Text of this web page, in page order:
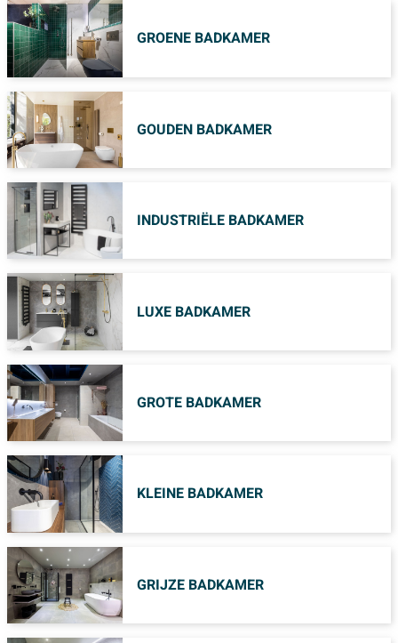
GROENE BADKAMER
GOUDEN BADKAMER
INDUSTRIËLE BADKAMER
LUXE BADKAMER
GROTE BADKAMER
KLEINE BADKAMER
GRIJZE BADKAMER